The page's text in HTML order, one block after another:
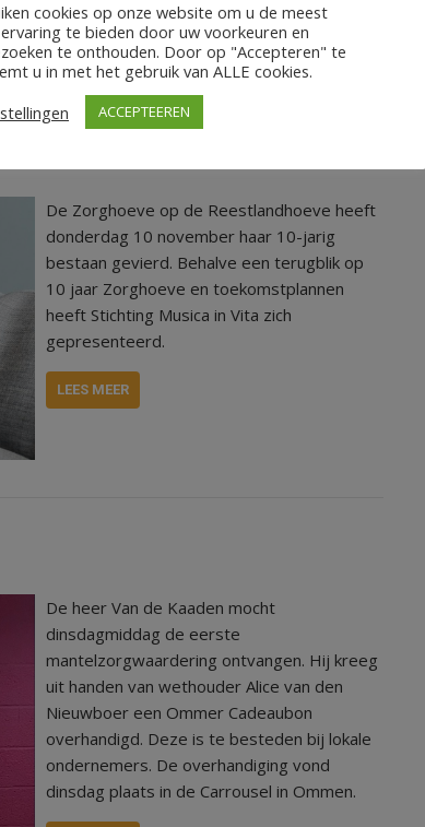
De Zorghoeve op de Reestlandhoeve heeft
donderdag 10 november haar 10-jarig
bestaan gevierd. Behalve een terugblik op
10 jaar Zorghoeve en toekomstplannen
heeft Stichting Musica in Vita zich
gepresenteerd.
LEES MEER
De heer Van de Kaaden mocht
dinsdagmiddag de eerste
mantelzorgwaardering ontvangen. Hij kreeg
uit handen van wethouder Alice van den
Nieuwboer een Ommer Cadeaubon
overhandigd. Deze is te besteden bij lokale
ondernemers. De overhandiging vond
dinsdag plaats in de Carrousel in Ommen.
cookies op onze website om u de meest
te bieden door uw voorkeuren en
te onthouden. Door op "Accepteren" te
u in met het gebruik van ALLE cookies.
ACCEPTEEREN